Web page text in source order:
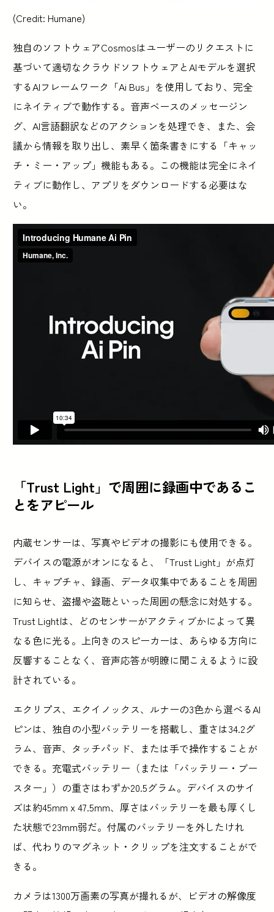
(Credit: Humane)
独自のソフトウェアCosmosはユーザーのリクエストに
基づいて適切なクラウドソフトウェアとAIモデルを選択
するAIフレームワーク「Ai Bus」を使用しており、完全
にネイティブで動作する。音声ベースのメッセージン
グ、AI言語翻訳などのアクションを処理でき、また、会
議から情報を取り出し、素早く箇条書きにする「キャッ
チ・ミー・アップ」機能もある。この機能は完全にネイ
ティブに動作し、アプリをダウンロードする必要はな
い。
「Trust Light」で周囲に録画中であるこ
とをアピール
内蔵センサーは、写真やビデオの撮影にも使用できる。
デバイスの電源がオンになると、「Trust Light」が点灯
し、キャプチャ、録画、データ収集中であることを周囲
に知らせ、盗撮や盗聴といった周囲の懸念に対処する。
Trust Lightは、どのセンサーがアクティブかによって異
なる色に光る。上向きのスピーカーは、あらゆる方向に
反響することなく、音声応答が明瞭に聞こえるように設
計されている。
エクリプス、エクイノックス、ルナーの3色から選べるAI
ピンは、独自の小型バッテリーを搭載し、重さは34.2グ
ラム、音声、タッチパッド、または手で操作することが
できる。充電式バッテリー（または「バッテリー・ブー
スター」）の重さはわずか20.5グラム。デバイスのサイ
ズは約45mm x 47.5mm、厚さはバッテリーを最も厚くし
た状態で23mm弱だ。付属のバッテリーを外したけれ
ば、代わりのマグネット・クリップを注文することがで
きる。
カメラは1300万画素の写真が撮れるが、ビデオの解像度